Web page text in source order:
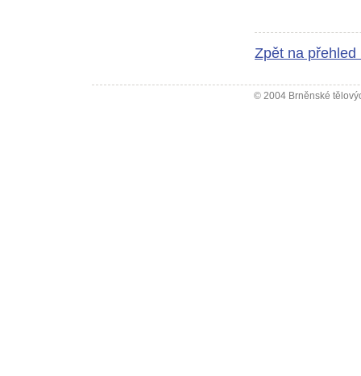
Zpět na přehled
© 2004 Brněnské